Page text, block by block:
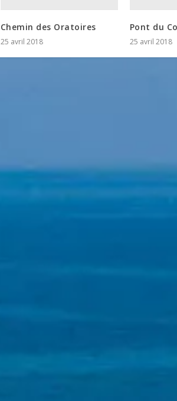
Chemin des Oratoires
25 avril 2018
Pont du
25 avril 2018